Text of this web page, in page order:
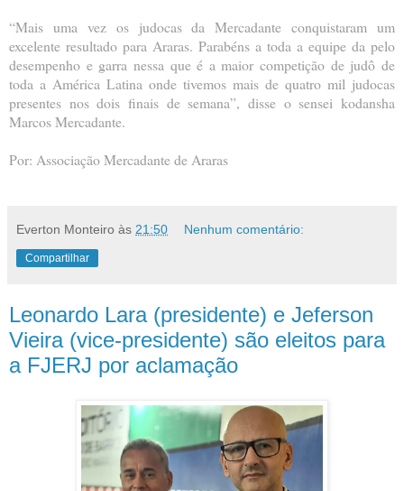
“Mais uma vez os judocas da Mercadante conquistaram um
excelente resultado para Araras. Parabéns a toda a equipe da pelo
desempenho e garra nessa que é a maior competição de judô de
toda a América Latina onde tivemos mais de quatro mil judocas
presentes nos dois finais de semana”, disse o sensei kodansha
Marcos Mercadante.
Por: Associação Mercadante de Araras
Everton Monteiro às 21:50 Nenhum comentário:
Compartilhar
Leonardo Lara (presidente) e Jeferson
Vieira (vice-presidente) são eleitos para
a FJERJ por aclamação